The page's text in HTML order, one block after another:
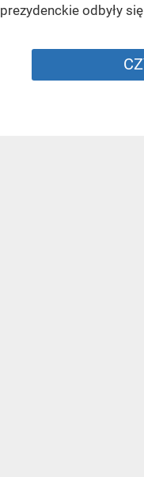
prezydenckie odbyły